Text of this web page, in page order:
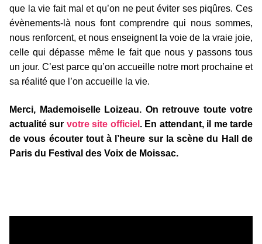
que la vie fait mal et qu’on ne peut éviter ses piqûres. Ces
évènements-là nous font comprendre qui nous sommes,
nous renforcent, et nous enseignent la voie de la vraie joie,
celle qui dépasse même le fait que nous y passons tous
un jour. C’est parce qu’on accueille notre mort prochaine et
sa réalité que l’on accueille la vie.
Merci, Mademoiselle Loizeau. On retrouve toute votre
actualité sur votre site officiel . En attendant, il me tarde
de vous écouter tout à l’heure sur la scène du Hall de
Paris du Festival des Voix de Moissac.